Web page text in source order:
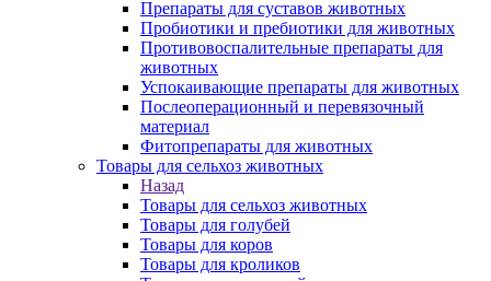
Препараты для суставов животных
Пробиотики и пребиотики для животных
Противовоспалительные препараты для
животных
Успокаивающие препараты для животных
Послеоперационный и перевязочный
материал
Фитопрепараты для животных
Товары для сельхоз животных
Назад
Товары для сельхоз животных
Товары для голубей
Товары для коров
Товары для кроликов